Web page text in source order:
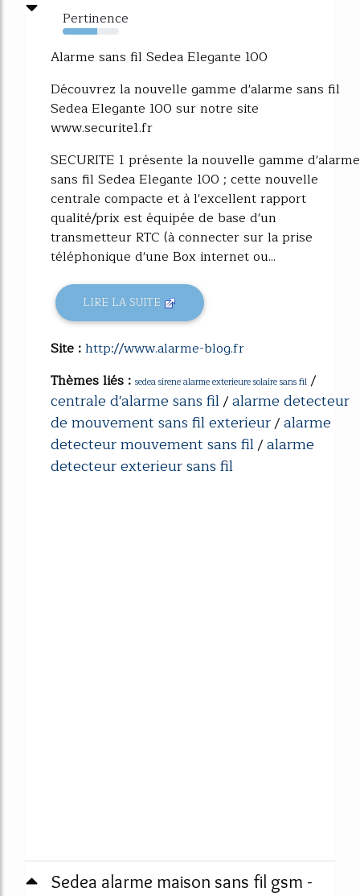
Pertinence
62%
Alarme sans fil Sedea Elegante 100
Découvrez la nouvelle gamme d'alarme sans fil
Sedea Elegante 100 sur notre site
www.securite1.fr
SECURITE 1 présente la nouvelle gamme d'alarme
sans fil Sedea Elegante 100 ; cette nouvelle
centrale compacte et à l'excellent rapport
qualité/prix est équipée de base d'un
transmetteur RTC (à connecter sur la prise
téléphonique d'une Box internet ou...
LIRE LA SUITE
Site :http://www.alarme-blog.fr
Thèmes liés : sedea sirene alarme exterieure solaire sans fil /
centrale d'alarme sans fil/alarme detecteur
de mouvement sans fil exterieur/alarme
detecteur mouvement sans fil/alarme
detecteur exterieur sans fil
Sedea alarme maison sans fil gsm -